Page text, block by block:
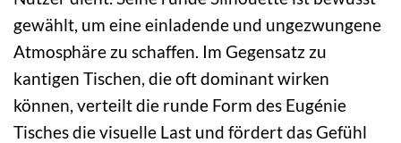
gewählt, um eine einladende und ungezwungene
Atmosphäre zu schaffen. Im Gegensatz zu
kantigen Tischen, die oft dominant wirken
können, verteilt die runde Form des Eugénie
Tisches die visuelle Last und fördert das Gefühl